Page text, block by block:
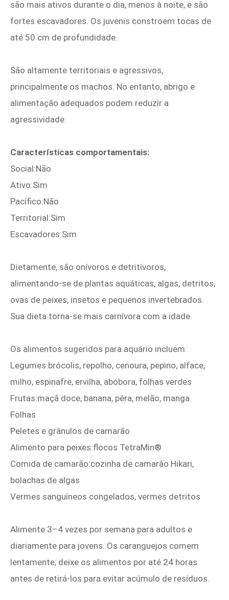
são mais ativos durante o dia, menos à noite, e são
fortes escavadores. Os juvenis constroem tocas de
até 50 cm de profundidade.
São altamente territoriais e agressivos,
principalmente os machos. No entanto, abrigo e
alimentação adequados podem reduzir a
agressividade.
Características comportamentais:
Social:Não
Ativo:Sim
Pacífico:Não
Territorial:Sim
Escavadores:Sim
Dietamente, são onívoros e detritívoros,
alimentando-se de plantas aquáticas, algas, detritos,
ovas de peixes, insetos e pequenos invertebrados.
Sua dieta torna-se mais carnívora com a idade.
Os alimentos sugeridos para aquário incluem:
Legumes:brócolis, repolho, cenoura, pepino, alface,
milho, espinafre, ervilha, abóbora, folhas verdes
Frutas:maçã doce, banana, pêra, melão, manga
Folhas
Peletes e grânulos de camarão
Alimento para peixes:flocos TetraMin®
Comida de camarão:cozinha de camarão Hikari,
bolachas de algas
Vermes sanguíneos congelados, vermes detritos
Alimente 3–4 vezes por semana para adultos e
diariamente para jovens. Os caranguejos comem
lentamente; deixe os alimentos por até 24 horas
antes de retirá-los para evitar acúmulo de resíduos.